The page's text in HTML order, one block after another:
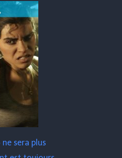
ne sera plus